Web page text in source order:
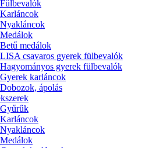
Fülbevalók
Karláncok
Nyakláncok
Medálok
Betű medálok
LISA csavaros gyerek fülbevalók
Hagyományos gyerek fülbevalók
Gyerek karláncok
Dobozok, ápolás
Gyűrűk
Karláncok
Nyakláncok
Medálok